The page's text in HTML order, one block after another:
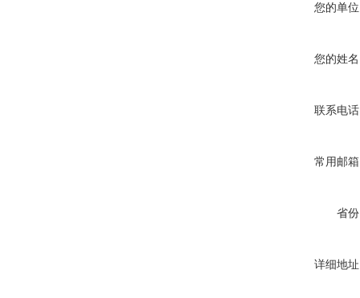
您的单
您的姓
联系电
常用邮
省
详细地